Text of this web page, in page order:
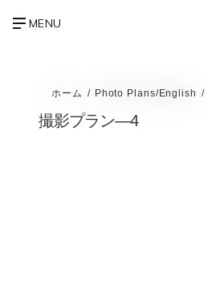
ホーム Photo Plans/English
撮影プラン—4